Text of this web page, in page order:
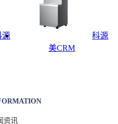
源
科源
美CRM
资讯